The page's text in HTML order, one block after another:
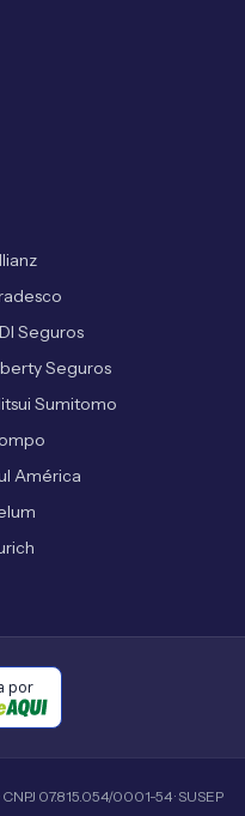
Seguros
Seguros
Sumitomo
América
por
07.815.054/0001-54 · SUSEP